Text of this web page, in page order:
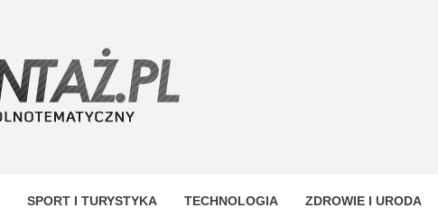
SPORT I TURYSTYKA TECHNOLOGIA ZDROWIE I URODA